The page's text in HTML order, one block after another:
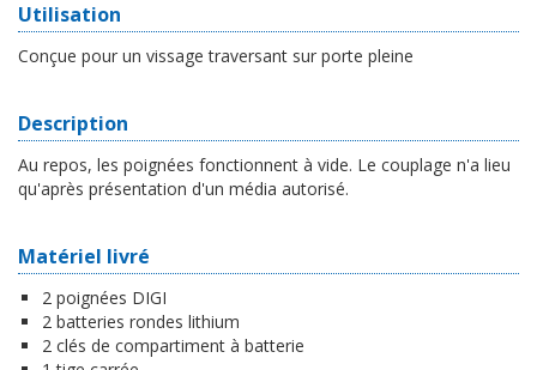
Utilisation
Conçue pour un vissage traversant sur porte pleine
Description
Au repos, les poignées fonctionnent à vide. Le couplage n'a lieu
qu'après présentation d'un média autorisé.
Matériel livré
2 poignées DIGI
2 batteries rondes lithium
2 clés de compartiment à batterie